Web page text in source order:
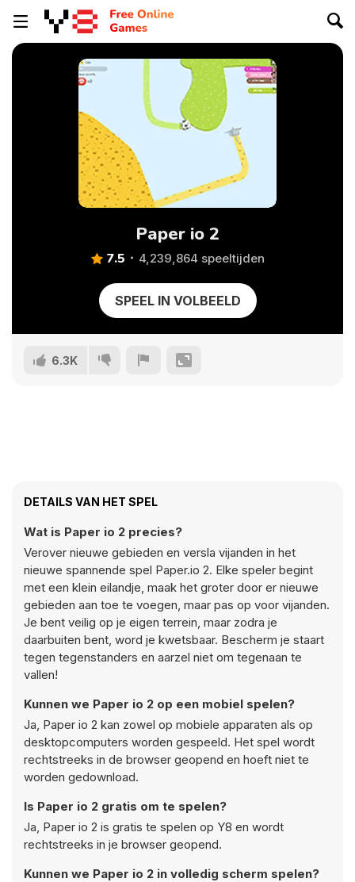
Paper io 2
7.5 4,239,864 speeltijden
SPEEL IN VOLBEELD
6.3K
DETAILS VAN HET SPEL
Wat is Paper io 2 precies?
Verover nieuwe gebieden en versla vijanden in het
nieuwe spannende spel Paper.io 2. Elke speler begint
met een klein eilandje, maak het groter door er nieuwe
gebieden aan toe te voegen, maar pas op voor vijanden.
Je bent veilig op je eigen terrein, maar zodra je
daarbuiten bent, word je kwetsbaar. Bescherm je staart
tegen tegenstanders en aarzel niet om tegenaan te
vallen!
Kunnen we Paper io 2 op een mobiel spelen?
Ja, Paper io 2 kan zowel op mobiele apparaten als op
desktopcomputers worden gespeeld. Het spel wordt
rechtstreeks in de browser geopend en hoeft niet te
worden gedownload.
Is Paper io 2 gratis om te spelen?
Ja, Paper io 2 is gratis te spelen op Y8 en wordt
rechtstreeks in je browser geopend.
Kunnen we Paper io 2 in volledig scherm spelen?